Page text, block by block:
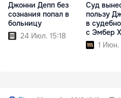
Джонни Депп без
сознания попал в
больницу
24 Июл. 15:18
Суд
пользу
в
с Эмбер
1